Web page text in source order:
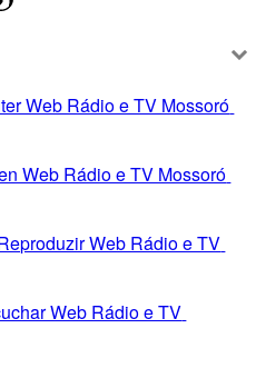
Web Rádio e TV Mossoró
Web Rádio e TV Mossoró
Web Rádio e TV
Web Rádio e TV